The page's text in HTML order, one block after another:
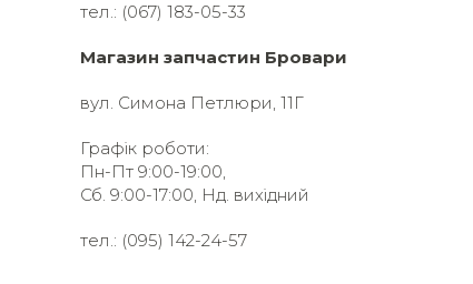
тел.: (067) 183-05-33
Магазин запчастин Бровари
вул. Симона Петлюри, 11Г
Графік роботи:
Пн-Пт 9:00-19:00,
Сб. 9:00-17:00, Нд. вихідний
тел.: (095) 142-24-57